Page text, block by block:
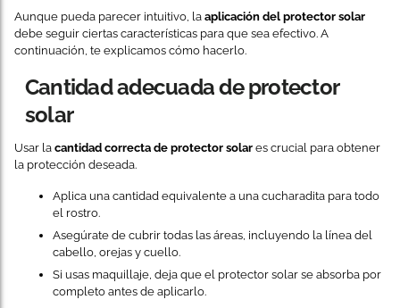
Aunque pueda parecer intuitivo, la aplicación del protector solar
debe seguir ciertas características para que sea efectivo. A
continuación, te explicamos cómo hacerlo.
Cantidad adecuada de protector
solar
Usar la cantidad correcta de protector solar es crucial para obtener
la protección deseada.
Aplica una cantidad equivalente a una cucharadita para todo
el rostro.
Asegúrate de cubrir todas las áreas, incluyendo la línea del
cabello, orejas y cuello.
Si usas maquillaje, deja que el protector solar se absorba por
completo antes de aplicarlo.